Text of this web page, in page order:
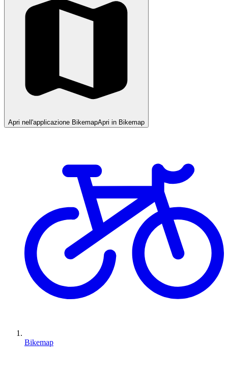
Apri nell'applicazione BikemapApri in Bikemap
Bikemap